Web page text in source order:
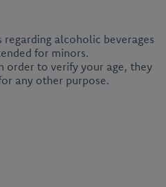
alcoholic beverages
for minors.
order to verify your age, they
any other purpose.